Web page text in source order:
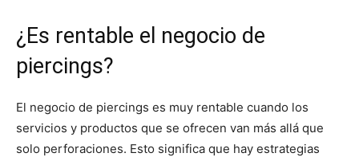
¿Es rentable el negocio de
piercings?
El negocio de piercings es muy rentable cuando los
servicios y productos que se ofrecen van más allá que
solo perforaciones. Esto significa que hay estrategias